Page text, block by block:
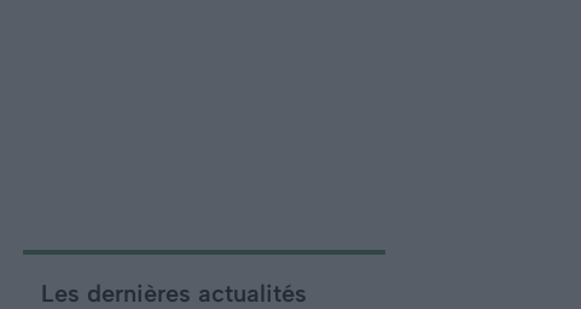
Les dernières actualités